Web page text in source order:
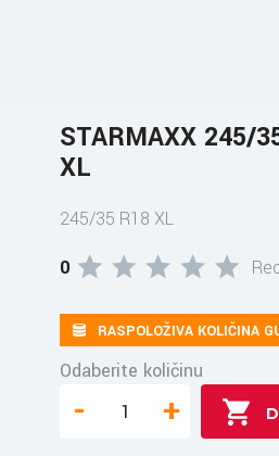
STARMAXX 245/
XL
245/35 R18 XL
0
RASPOLOŽIVA KOLIČINA
Odaberite količinu
- +